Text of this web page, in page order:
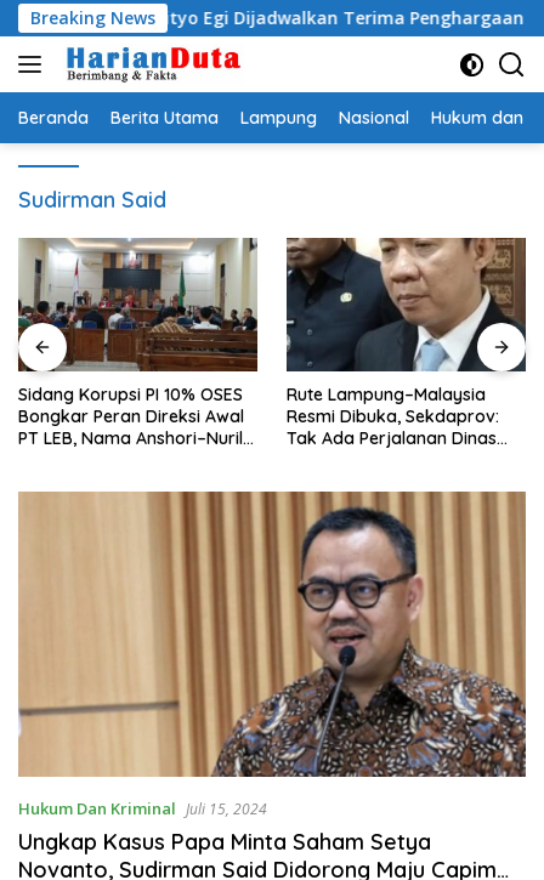
Langsung
ke
konten
Breaking News
Radityo Egi Dijadwalkan Terima Penghargaan dari HKBP
Beranda Berita Utama Lampung Nasional Hukum dan
Sudirman Said
Sidang Korupsi PI 10% OSES
Bongkar Peran Direksi Awal
PT LEB, Nama Anshori–Nuril
Rute Lampung–Malaysia
Resmi Dibuka, Sekdaprov:
Tak Ada Perjalanan Dinas
Hukum Dan Kriminal Juli 15, 2024
Ungkap Kasus Papa Minta Saham Setya
Novanto, Sudirman Said Didorong Maju Capim